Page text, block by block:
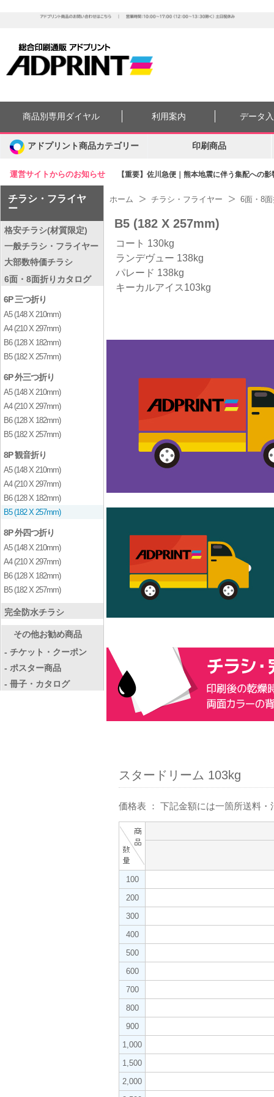
運営サイトからのお知らせ 【重要】佐川急便｜熊本地震に伴う集配への
商品別専用ダイヤル 利用案内 データ
アドプリント商品カテゴリー 印刷商品
チラシ・フライヤ
ー
格安チラシ(材質限定)
一般チラシ・フライヤー
大部数特価チラシ
6面・8面折りカタログ
6P 三つ折り
A5 (148 X 210mm)
A4 (210 X 297mm)
B6 (128 X 182mm)
B5 (182 X 257mm)
6P 外三つ折り
A5 (148 X 210mm)
A4 (210 X 297mm)
B6 (128 X 182mm)
B5 (182 X 257mm)
8P 観音折り
A5 (148 X 210mm)
A4 (210 X 297mm)
B6 (128 X 182mm)
B5 (182 X 257mm)
8P 外四つ折り
A5 (148 X 210mm)
A4 (210 X 297mm)
B6 (128 X 182mm)
B5 (182 X 257mm)
完全防水チラシ
その他お勧め商品
- チケット・クーポン
- ポスター商品
- 冊子・カタログ
ホーム チラシ・フライヤー 6面・8
B5 (182 X 257mm)
コート 130kg
ランデヴュー 138kg
パレード 138kg
キーカルアイス103kg
スタードリーム 103kg
価格表 ： 下記金額には一箇所送料
100
200
300
400
500
600
700
800
900
1,000
1,500
2,000